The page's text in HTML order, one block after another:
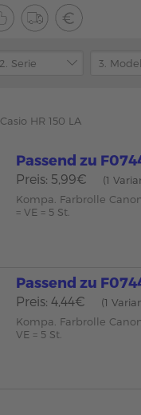
Casio HR 150 LA
Passend zu
Preis: 5,99€
(1
Kompa. Farbrolle
= VE = 5 St.
Passend zu
Preis: 4,44€
(1
Kompa. Farbrolle
VE = 5 St.